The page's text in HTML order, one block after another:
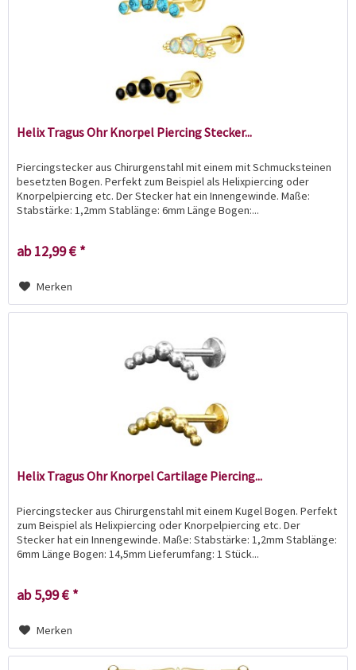
Helix Tragus Ohr Knorpel Piercing Stecker...
Piercingstecker aus Chirurgenstahl mit einem mit Schmucksteinen
besetzten Bogen. Perfekt zum Beispiel als Helixpiercing oder
Knorpelpiercing etc. Der Stecker hat ein Innengewinde. Maße:
Stabstärke: 1,2mm Stablänge: 6mm Länge Bogen:...
ab 12,99 € *
Merken
Helix Tragus Ohr Knorpel Cartilage Piercing...
Piercingstecker aus Chirurgenstahl mit einem Kugel Bogen. Perfekt
zum Beispiel als Helixpiercing oder Knorpelpiercing etc. Der
Stecker hat ein Innengewinde. Maße: Stabstärke: 1,2mm Stablänge:
6mm Länge Bogen: 14,5mm Lieferumfang: 1 Stück...
ab 5,99 € *
Merken